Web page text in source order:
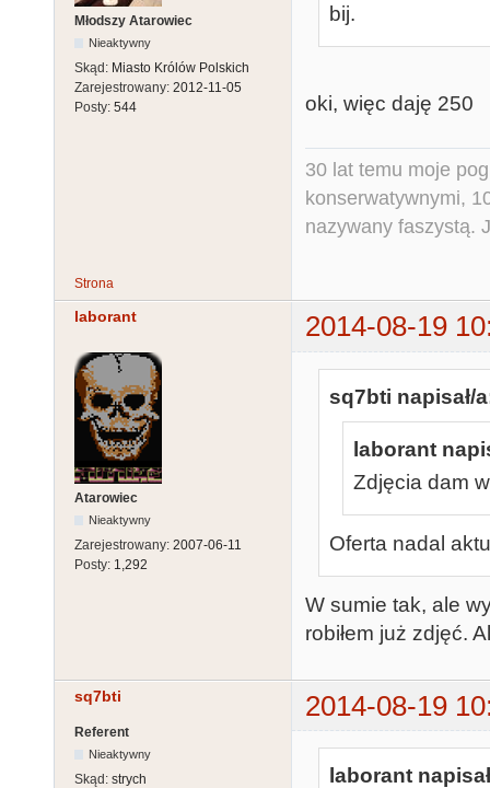
Młodszy Atarowiec
Nieaktywny
Skąd: Miasto Królów Polskich
Zarejestrowany: 2012-11-05
Posty: 544
bij.
oki, więc daję 250
30 lat temu moje
konserwatywnymi,
nazywany faszystą.
Strona
laborant 2014-08-19
Atarowiec
Nieaktywny
Zarejestrowany: 2007-06-11
Posty: 1,292
sq7bti napisał/
laborant
Zdjęcia dam
Oferta nadal
W sumie tak, ale
robiłem już zdjęć.
sq7bti 2014-08-19
Referent
Nieaktywny
Skąd: strych
laborant